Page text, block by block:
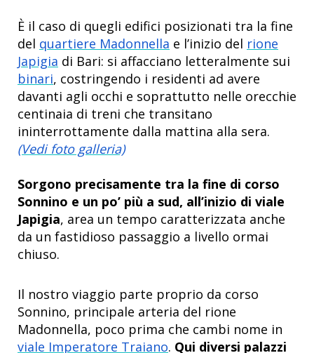
È il caso di quegli edifici posizionati tra la fine
del quartiere Madonnella e l’inizio del rione
Japigia di Bari: si affacciano letteralmente sui
binari, costringendo i residenti ad avere
davanti agli occhi e soprattutto nelle orecchie
centinaia di treni che transitano
ininterrottamente dalla mattina alla sera.
(Vedi foto galleria)
Sorgono precisamente tra la fine di corso
Sonnino e un po’ più a sud, all’inizio di viale
Japigia, area un tempo caratterizzata anche
da un fastidioso passaggio a livello ormai
chiuso.
Il nostro viaggio parte proprio da corso
Sonnino, principale arteria del rione
Madonnella, poco prima che cambi nome in
viale Imperatore Traiano. Qui diversi palazzi